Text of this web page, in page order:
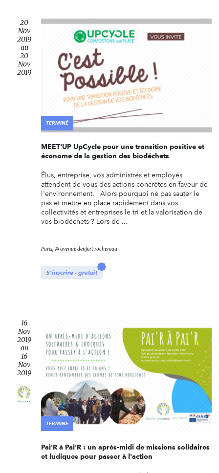
20
Nov
2019
au
20
Nov
2019
TERMINÉ
MEET'UP UpCycle pour une transition positive et
économe de la gestion des biodéchets
Élus, entreprise, vos administrés et employés
attendent de vous des actions concrètes en faveur de
l'environnement. Alors pourquoi ne pas sauter le
pas et mettre en place rapidement dans vos
collectivités et entreprises le tri et la valorisation de
vos biodéchets ? Lors de ...
Paris, 74 avenue denfert-rochereau
S'inscrire - gratuit
16
Nov
2019
au
16
Nov
2019
TERMINÉ
Pai'R à Pai'R : un après-midi de missions solidaires
et ludiques pour passer à l'action